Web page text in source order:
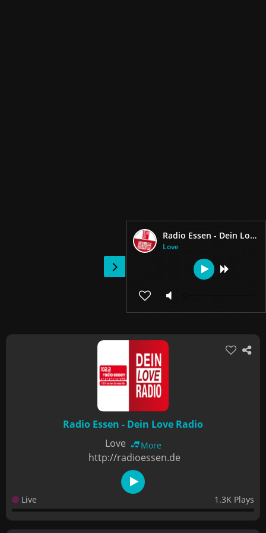
Radio Essen - Dein Love Radio
Love
Radio Essen - Dein Love Radio
Love
More
http://radioessen.de
Live 1.3K Plays